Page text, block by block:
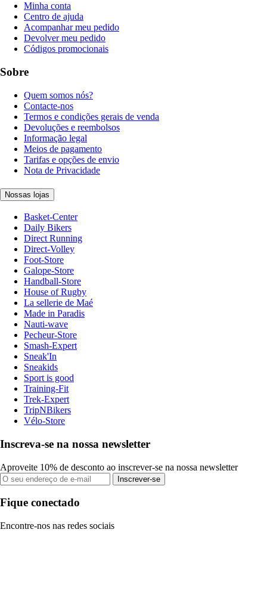
Minha conta
Centro de ajuda
Acompanhar meu pedido
Devolver meu pedido
Códigos promocionais
Sobre
Quem somos nós?
Contacte-nos
Termos e condições gerais de venda
Devoluções e reembolsos
Informação legal
Meios de pagamento
Tarifas e opções de envio
Nota de Privacidade
Nossas lojas
Basket-Center
Daily Bikers
Direct Running
Direct-Volley
Foot-Store
Galope-Store
Handball-Store
House of Rugby
La sellerie de Maé
Made in Paradis
Nauti-wave
Pecheur-Store
Smash-Expert
Sneak'In
Sneakids
Sport is good
Training-Fit
Trek-Expert
TripNBikers
Vélo-Store
Inscreva-se na nossa newsletter
Aproveite 10% de desconto ao inscrever-se na nossa newsletter
Inscrever-se
Fique conectado
Encontre-nos nas redes sociais